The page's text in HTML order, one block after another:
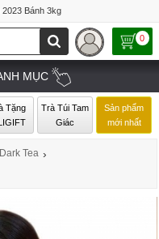
Bánh 3kg
0
MỤC
Tặng
Trà Túi Tam
Giác
Sản phẩm
mới nhất
Tea ›